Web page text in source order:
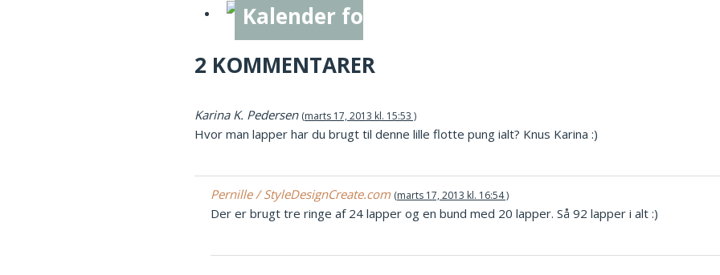
Kalender for 2020
2 KOMMENTARER
Karina K. Pedersen marts 17, 2013 kl. 15:53
Hvor man lapper har du brugt til denne lille flotte pung ialt? Knus Karina :)
Pernille / StyleDesignCreate.com marts 17, 2013 kl. 16:54
Der er brugt tre ringe af 24 lapper og en bund med 20 lapper. Så 92 lapper i alt :)